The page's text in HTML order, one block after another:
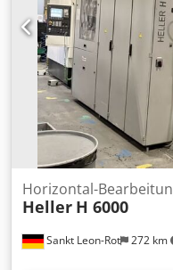
Sankt Leon-Rot 272 km
Horizontal-
Heller H 6000